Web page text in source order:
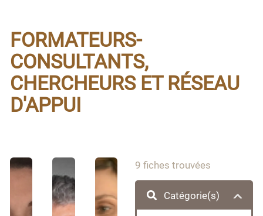
consultants.
FORMATEURS-
CONSULTANTS,
CHERCHEURS ET RÉSEAU
D'APPUI
9 fiches trouvées
Catégorie(s)